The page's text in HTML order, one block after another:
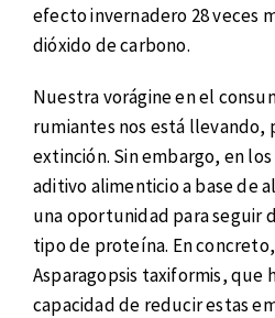
efecto invernadero 28 veces
dióxido de carbono.
Nuestra vorágine en el
rumiantes nos está llevando,
extinción. Sin embargo, en
aditivo alimenticio a base de
una oportunidad para seguir
tipo de proteína. En
Asparagopsis taxiformis, que
capacidad de reducir estas